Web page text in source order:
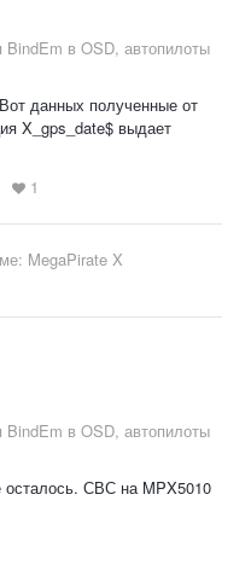
BindEm в OSD, автопилоты
данных полученные от
X_gps_date$ выдает
1
MegaPirate X
BindEm в OSD, автопилоты
СВС на MPX5010